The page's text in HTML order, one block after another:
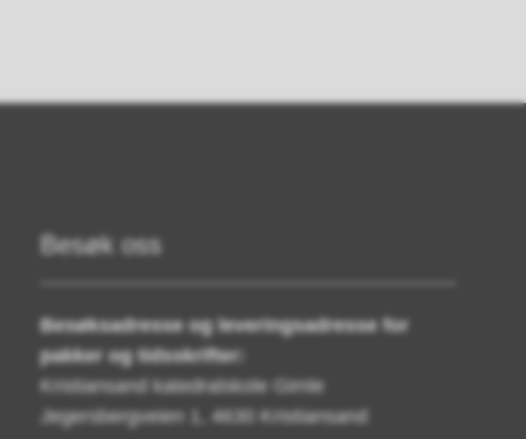
Besøk oss
Besøksadresse og leveringsadresse for
pakker og tidsskrifter:
Kristiansand katedralskole Gimle
Jegersbergveien 1, 4630 Kristiansand